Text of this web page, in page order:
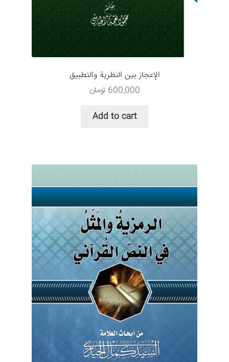
الإعجاز بين النظرية والتطبيق
600,000 تومان
Add to cart